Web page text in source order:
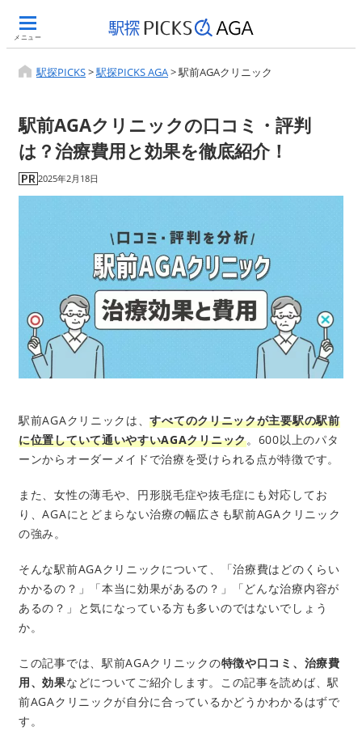
メニュー
駅探PICKS>駅探PICKS AGA>駅前AGAクリニック
駅前AGAクリニックの口コミ・評判
は？治療費用と効果を徹底紹介！
2025年2月18日
駅前AGAクリニックは、すべてのクリニックが主要駅の駅前
に位置していて通いやすいAGAクリニック。600以上のパタ
ーンからオーダーメイドで治療を受けられる点が特徴です。
また、女性の薄毛や、円形脱毛症や抜毛症にも対応してお
り、AGAにとどまらない治療の幅広さも駅前AGAクリニック
の強み。
そんな駅前AGAクリニックについて、「治療費はどのくらい
かかるの？」「本当に効果があるの？」「どんな治療内容が
あるの？」と気になっている方も多いのではないでしょう
か。
この記事では、駅前AGAクリニックの特徴や口コミ、治療費
用、効果などについてご紹介します。この記事を読めば、駅
前AGAクリニックが自分に合っているかどうかわかるはずで
す。